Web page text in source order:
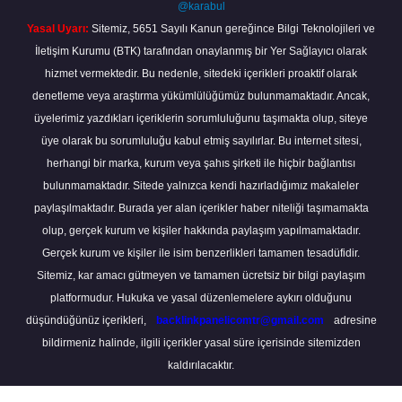
@karabul
Yasal Uyarı: Sitemiz, 5651 Sayılı Kanun gereğince Bilgi Teknolojileri ve
İletişim Kurumu (BTK) tarafından onaylanmış bir Yer Sağlayıcı olarak
hizmet vermektedir. Bu nedenle, sitedeki içerikleri proaktif olarak
denetleme veya araştırma yükümlülüğümüz bulunmamaktadır. Ancak,
üyelerimiz yazdıkları içeriklerin sorumluluğunu taşımakta olup, siteye
üye olarak bu sorumluluğu kabul etmiş sayılırlar. Bu internet sitesi,
herhangi bir marka, kurum veya şahıs şirketi ile hiçbir bağlantısı
bulunmamaktadır. Sitede yalnızca kendi hazırladığımız makaleler
paylaşılmaktadır. Burada yer alan içerikler haber niteliği taşımamakta
olup, gerçek kurum ve kişiler hakkında paylaşım yapılmamaktadır.
Gerçek kurum ve kişiler ile isim benzerlikleri tamamen tesadüfidir.
Sitemiz, kar amacı gütmeyen ve tamamen ücretsiz bir bilgi paylaşım
platformudur. Hukuka ve yasal düzenlemelere aykırı olduğunu
düşündüğünüz içerikleri,
backlinkpanelicomtr@gmail.com
adresine
bildirmeniz halinde, ilgili içerikler yasal süre içerisinde sitemizden
kaldırılacaktır.